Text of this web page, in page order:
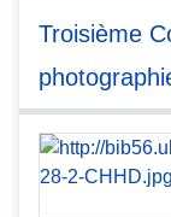
Troisième